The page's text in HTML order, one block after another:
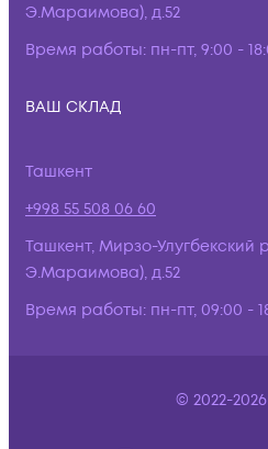
Э.Мараимова), д.52
Время работы: пн-пт, 9:00 -
ВАШ СКЛАД
Ташкент
+998 55 508 06 60
Ташкент, Мирзо-
Э.Мараимова), д.52
Время работы: пн-пт, 09:00 -
© 2022-